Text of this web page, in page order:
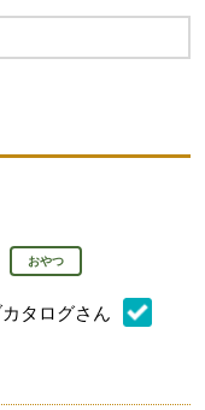
おやつ
タログさん
：